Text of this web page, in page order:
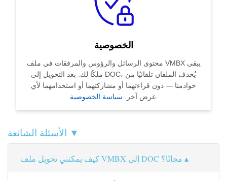
الخصوصية
محتوى الرسائل والرؤوس والمرفقات في ملف VMBX يبقى
ملكًا لك. بعد التحويل إلى DOC، يُحذف الملفان تلقائيًا من
خوادمنا — دون قراءتهما أو مشاركتهما أو استخدامهما لأي
غرض آخر. سياسة الخصوصية .
الأسئلة الشائعة ▼
كيف يمكنني تحويل ملف VMBX إلى DOC مجانًا؟